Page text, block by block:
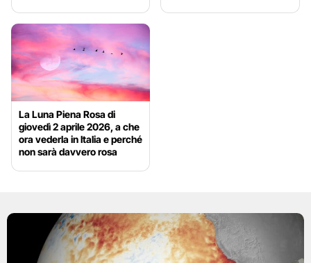
La Luna Piena Rosa di
giovedì 2 aprile 2026, a che
ora vederla in Italia e perché
non sarà davvero rosa